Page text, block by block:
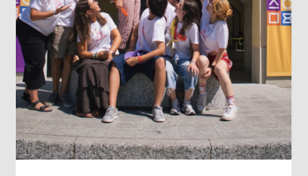
Cada vez que jugamos con la inteligencia
artificial subiendo nuestra imagen para
un avatar gracioso, en el fondo estamos
cediendo una parte de nuestra identidad. El
escaneo facial no es un simple pasatiempo
inofensivo; nuestra cara es una seña de
identidad...
Leer más